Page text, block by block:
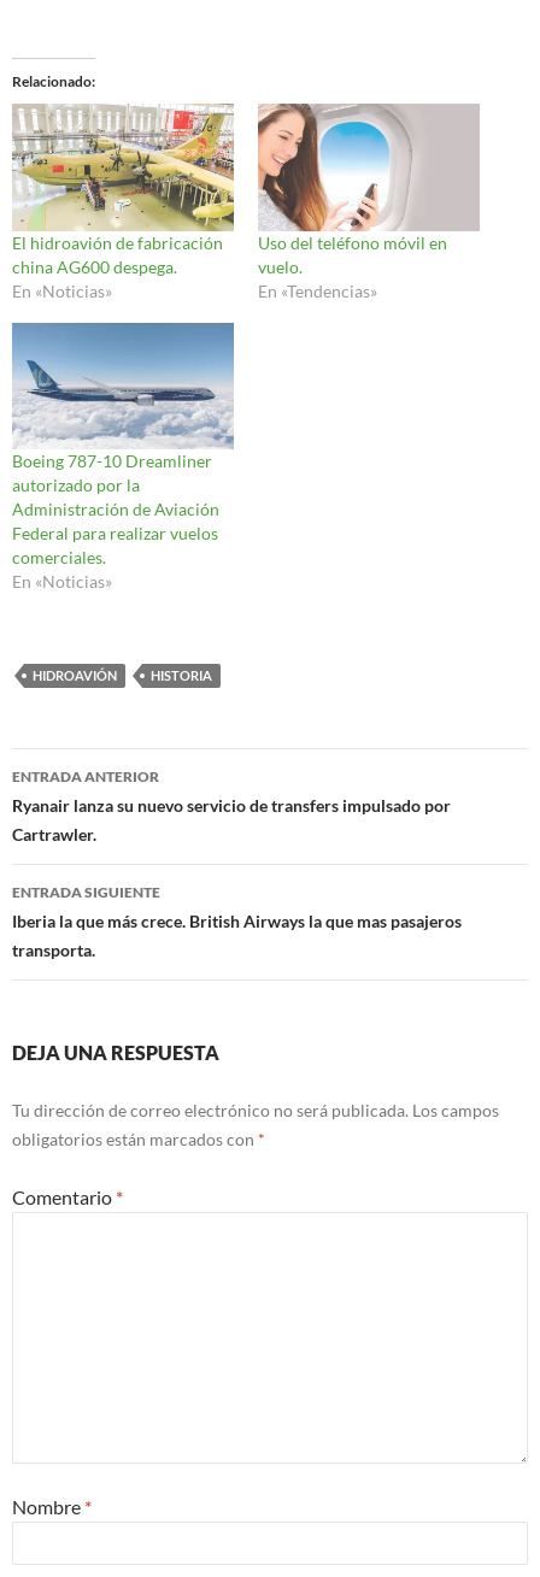
Relacionado
El hidroavión de fabricación
china AG600 despega.
En «Noticias»
Uso del teléfono móvil en
vuelo.
En «Tendencias»
Boeing 787-10 Dreamliner
autorizado por la
Administración de Aviación
Federal para realizar vuelos
comerciales.
En «Noticias»
HIDROAVIÓN HISTORIA
Navegación
de
entradas
ENTRADA ANTERIOR
Ryanair lanza su nuevo servicio de transfers impulsado por
Cartrawler.
ENTRADA SIGUIENTE
Iberia la que más crece. British Airways la que mas pasajeros
transporta.
DEJA UNA RESPUESTA
Tu dirección de correo electrónico no será publicada. Los campos
obligatorios están marcados con *
Comentario *
Nombre *